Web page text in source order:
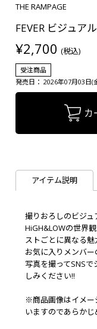
THE RAMPAGE
FEVER ビジュア
¥2,700 (税込)
受注商品
発売日： 2026年07月03日(
カ
アイテム説明
撮りおろしのビジ
HiGH&LOWの世界
ストごとに異なる魅
お気に入りメンバー
写真を撮ってSNS
しみください!!
※商品画像はイメー
いますのであらかじ